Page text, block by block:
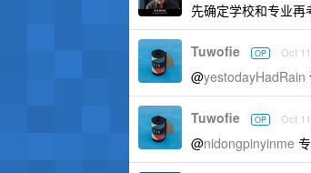
先确定学校和专业再
Tuwofie OP Oct
@yestodayHadRain
Tuwofie OP Oct
@nidongpinyinme